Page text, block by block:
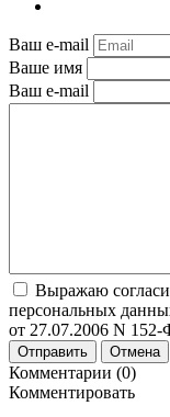
Ваш e-mail
Ваше имя
Ваш e-mail
Выражаю
персональных
от 27.07.2006 N
Отправить Отмена
Комментарии (0)
Комментировать